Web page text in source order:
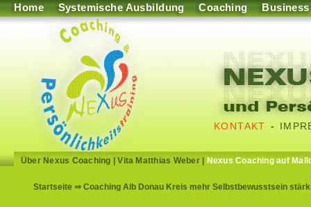
Home Systemische Ausbildung Coaching Business
KONTAKT -
Über Nexus Coaching |Vita Matthias Weber| Nexus Coaching auf
Startseite ⇒ Coaching Alb Donau Kreis mehr Selbstbewusstsein